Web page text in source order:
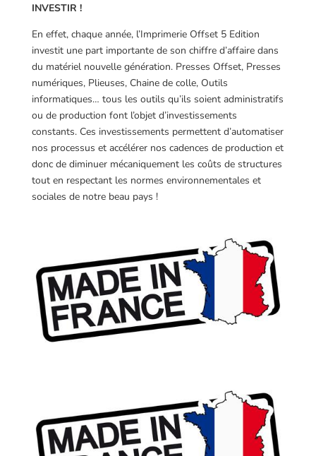
INVESTIR !
En effet, chaque année, l’Imprimerie Offset 5 Edition
investit une part importante de son chiffre d’affaire dans
du matériel nouvelle génération. Presses Offset, Presses
numériques, Plieuses, Chaine de colle, Outils
informatiques… tous les outils qu’ils soient administratifs
ou de production font l’objet d’investissements
constants. Ces investissements permettent d’automatiser
nos processus et accélérer nos cadences de production et
donc de diminuer mécaniquement les coûts de structures
tout en respectant les normes environnementales et
sociales de notre beau pays !